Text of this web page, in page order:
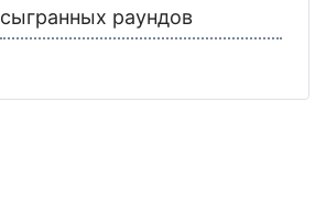
сыгранных раундов